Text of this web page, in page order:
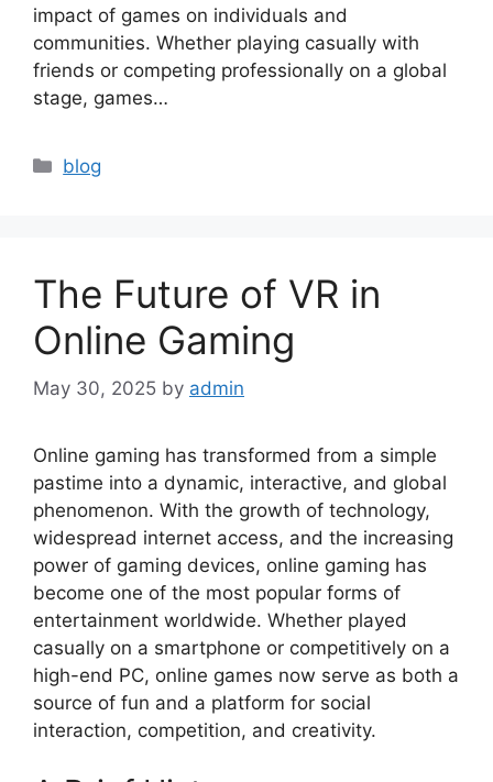
impact of games on individuals and
communities. Whether playing casually with
friends or competing professionally on a global
stage, games…
Categories
blog
The Future of VR in
Online Gaming
May 30, 2025 by admin
Online gaming has transformed from a simple
pastime into a dynamic, interactive, and global
phenomenon. With the growth of technology,
widespread internet access, and the increasing
power of gaming devices, online gaming has
become one of the most popular forms of
entertainment worldwide. Whether played
casually on a smartphone or competitively on a
high-end PC, online games now serve as both a
source of fun and a platform for social
interaction, competition, and creativity.